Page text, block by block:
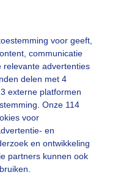
voor geeft,
communicatie
relevante advertenties
delen met 4
externe platformen
Onze 114
voor
en
en ontwikkeling
partners kunnen ook
bekeken